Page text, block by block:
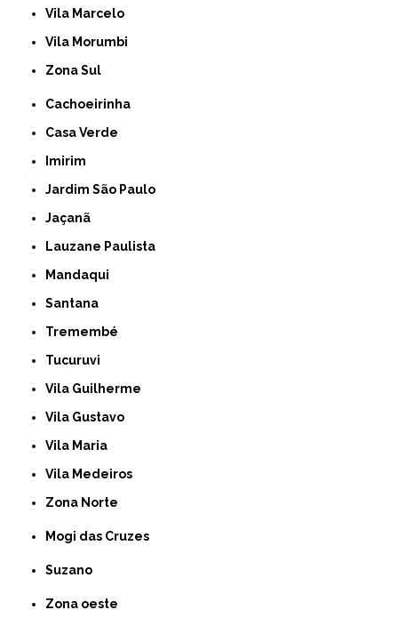
Vila Marcelo
Vila Morumbi
Zona Sul
Cachoeirinha
Casa Verde
Imirim
Jardim São Paulo
Jaçanã
Lauzane Paulista
Mandaqui
Santana
Tremembé
Tucuruvi
Vila Guilherme
Vila Gustavo
Vila Maria
Vila Medeiros
Zona Norte
Mogi das Cruzes
Suzano
Zona oeste